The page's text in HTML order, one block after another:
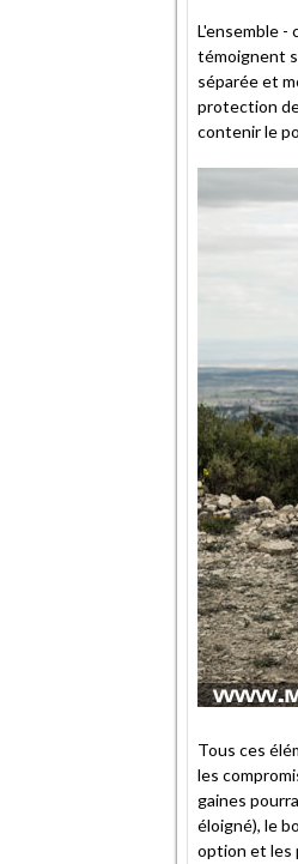
L'ensemble -
témoignent
séparée et
protection
contenir le
Tous ces
les
gaines
éloigné), le
option et les